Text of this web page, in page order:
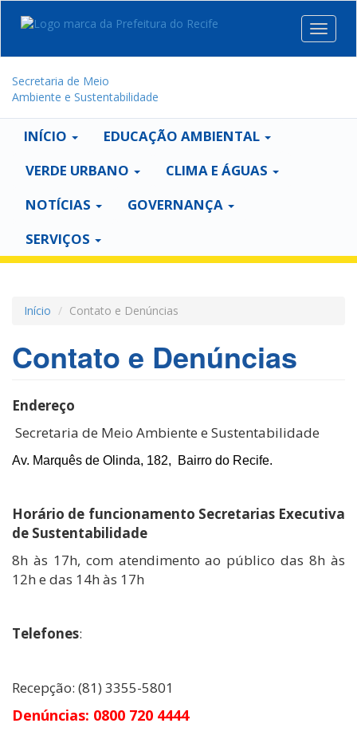
Toggle
Secretaria de Meio
Ambiente e Sustentabilidade
INÍCIO
EDUCAÇÃO AMBIENTAL
VERDE URBANO
CLIMA E ÁGUAS
NOTÍCIAS
GOVERNANÇA
SERVIÇOS
Início Contato e Denúncias
Contato e Denúncias
Endereço
Secretaria de Meio Ambiente e Sustentabilidade
Av. Marquês de Olinda, 182,  Bairro do Recife.
Horário de funcionamento Secretarias Executiva
de Sustentabilidade
8h às 17h, com atendimento ao público das 8h às
12h e das 14h às 17h
Telefones:
Recepção: (81) 3355-5801
Denúncias: 0800 720 4444